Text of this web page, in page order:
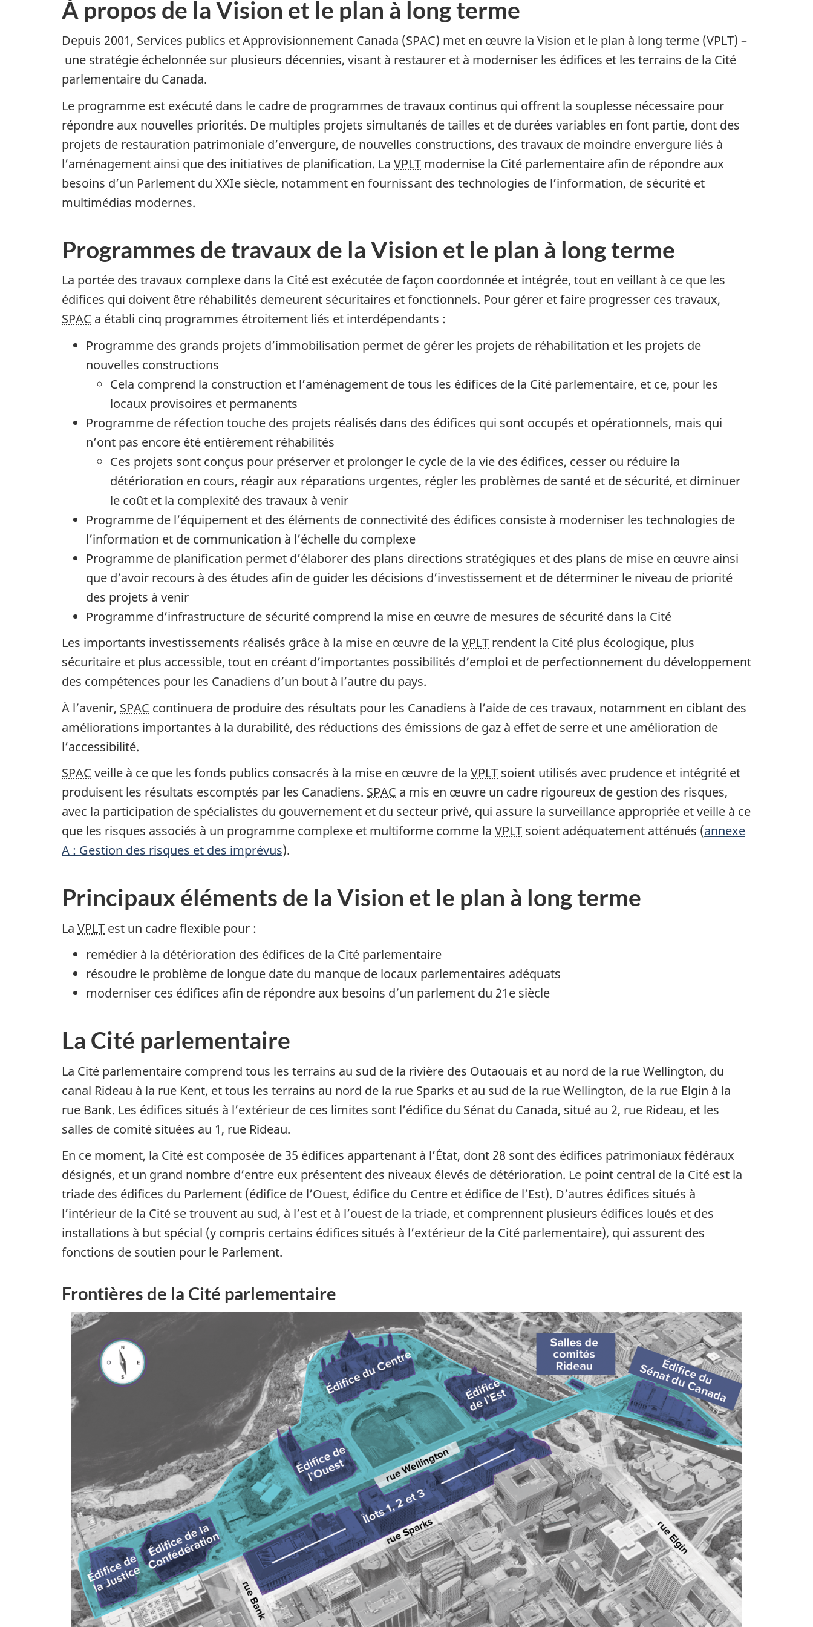
l
e
D
o
c
e
n
L
a
V
i
s
g
t
e
r
m
e
–
R
a
p
o
r
t
l
2
0
1
8
à
2
0
1
9
»
À propos de la Vision et le plan à long terme
Depuis 2001, Services publics et Approvisionnement Canada (SPAC) met en œuvre la Vision et le plan à long terme (VPLT) –
une stratégie échelonnée sur plusieurs décennies, visant à restaurer et à moderniser les édifices et les terrains de la Cité
parlementaire du Canada.
Le programme est exécuté dans le cadre de programmes de travaux continus qui offrent la souplesse nécessaire pour
répondre aux nouvelles priorités. De multiples projets simultanés de tailles et de durées variables en font partie, dont des
projets de restauration patrimoniale d’envergure, de nouvelles constructions, des travaux de moindre envergure liés à
l’aménagement ainsi que des initiatives de planification. La VPLT modernise la Cité parlementaire afin de répondre aux
besoins d’un Parlement du XXIe siècle, notamment en fournissant des technologies de l’information, de sécurité et
multimédias modernes.
Programmes de travaux de la Vision et le plan à long terme
La portée des travaux complexe dans la Cité est exécutée de façon coordonnée et intégrée, tout en veillant à ce que les
édifices qui doivent être réhabilités demeurent sécuritaires et fonctionnels. Pour gérer et faire progresser ces travaux,
SPAC a établi cinq programmes étroitement liés et interdépendants :
Programme des grands projets d’immobilisation permet de gérer les projets de réhabilitation et les projets de
nouvelles constructions
Cela comprend la construction et l’aménagement de tous les édifices de la Cité parlementaire, et ce, pour les
locaux provisoires et permanents
Programme de réfection touche des projets réalisés dans des édifices qui sont occupés et opérationnels, mais qui
n’ont pas encore été entièrement réhabilités
Ces projets sont conçus pour préserver et prolonger le cycle de la vie des édifices, cesser ou réduire la
détérioration en cours, réagir aux réparations urgentes, régler les problèmes de santé et de sécurité, et diminuer
le coût et la complexité des travaux à venir
Programme de l’équipement et des éléments de connectivité des édifices consiste à moderniser les technologies de
l’information et de communication à l’échelle du complexe
Programme de planification permet d’élaborer des plans directions stratégiques et des plans de mise en œuvre ainsi
que d’avoir recours à des études afin de guider les décisions d’investissement et de déterminer le niveau de priorité
des projets à venir
Programme d’infrastructure de sécurité comprend la mise en œuvre de mesures de sécurité dans la Cité
Les importants investissements réalisés grâce à la mise en œuvre de la VPLT rendent la Cité plus écologique, plus
sécuritaire et plus accessible, tout en créant d’importantes possibilités d’emploi et de perfectionnement du développement
des compétences pour les Canadiens d’un bout à l’autre du pays.
À l’avenir, SPAC continuera de produire des résultats pour les Canadiens à l’aide de ces travaux, notamment en ciblant des
améliorations importantes à la durabilité, des réductions des émissions de gaz à effet de serre et une amélioration de
l’accessibilité.
SPAC veille à ce que les fonds publics consacrés à la mise en œuvre de la VPLT soient utilisés avec prudence et intégrité et
produisent les résultats escomptés par les Canadiens. SPAC a mis en œuvre un cadre rigoureux de gestion des risques,
avec la participation de spécialistes du gouvernement et du secteur privé, qui assure la surveillance appropriée et veille à ce
que les risques associés à un programme complexe et multiforme comme la VPLT soient adéquatement atténués (annexe
A : Gestion des risques et des imprévus).
Principaux éléments de la Vision et le plan à long terme
La VPLT est un cadre flexible pour :
remédier à la détérioration des édifices de la Cité parlementaire
résoudre le problème de longue date du manque de locaux parlementaires adéquats
moderniser ces édifices afin de répondre aux besoins d’un parlement du 21e siècle
La Cité parlementaire
La Cité parlementaire comprend tous les terrains au sud de la rivière des Outaouais et au nord de la rue Wellington, du
canal Rideau à la rue Kent, et tous les terrains au nord de la rue Sparks et au sud de la rue Wellington, de la rue Elgin à la
rue Bank. Les édifices situés à l’extérieur de ces limites sont l’édifice du Sénat du Canada, situé au 2, rue Rideau, et les
salles de comité situées au 1, rue Rideau.
En ce moment, la Cité est composée de 35 édifices appartenant à l’État, dont 28 sont des édifices patrimoniaux fédéraux
désignés, et un grand nombre d’entre eux présentent des niveaux élevés de détérioration. Le point central de la Cité est la
triade des édifices du Parlement (édifice de l’Ouest, édifice du Centre et édifice de l’Est). D’autres édifices situés à
l’intérieur de la Cité se trouvent au sud, à l’est et à l’ouest de la triade, et comprennent plusieurs édifices loués et des
installations à but spécial (y compris certains édifices situés à l’extérieur de la Cité parlementaire), qui assurent des
fonctions de soutien pour le Parlement.
Frontières de la Cité parlementaire